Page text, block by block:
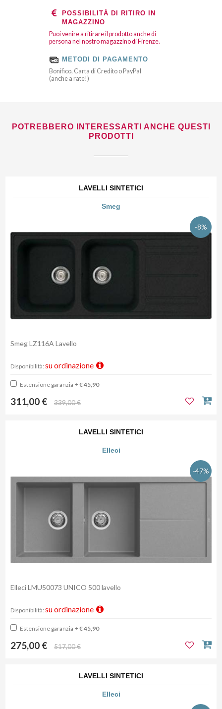
POSSIBILITÀ DI RITIRO IN
MAGAZZINO
Puoi venire a ritirare il prodotto anche di
persona nel nostro magazzino di Firenze.
METODI DI PAGAMENTO
Bonifico, Carta di Credito o PayPal
(anche a rate!)
POTREBBERO INTERESSARTI ANCHE QUESTI
PRODOTTI
LAVELLI SINTETICI
Smeg
-8%
Smeg LZ116A Lavello
Disponibilità: su ordinazione
Estensione garanzia + € 45,90
311,00 € 339,00 €
LAVELLI SINTETICI
Elleci
-47%
Elleci LMU50073 UNICO 500 lavello
Disponibilità: su ordinazione
Estensione garanzia + € 45,90
275,00 € 517,00 €
LAVELLI SINTETICI
Elleci